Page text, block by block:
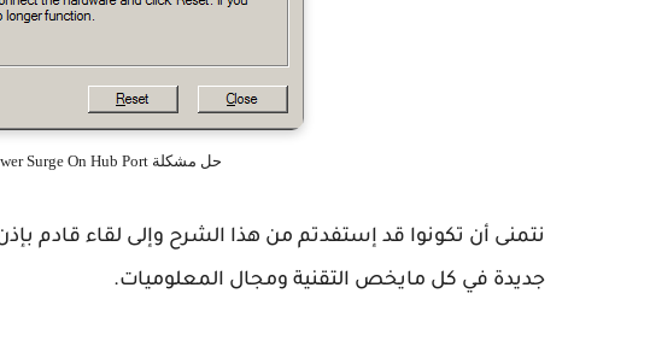
حل مشكلة Power Surge On Hub Port في الويندوز
نتمنى أن تكونوا قد إستفدتم من هذا الشرح وإلى لقاء قادم
جديدة في كل مايخص التقنية ومجال المعلوميات.